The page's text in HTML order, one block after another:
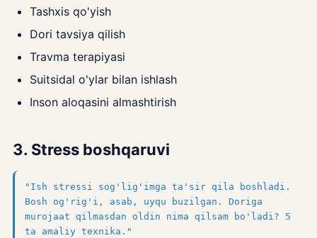
Tashxis qo'yish
Dori tavsiya qilish
Travma terapiyasi
Suitsidal o'ylar bilan ishlash
Inson aloqasini almashtirish
3. Stress boshqaruvi
"Ish stressi sog'lig'imga ta'sir qila boshladi.
Bosh og'rig'i, asab, uyqu buzilgan. Doriga
murojaat qilmasdan oldin nima qilsam bo'ladi? 5
ta amaliy texnika."